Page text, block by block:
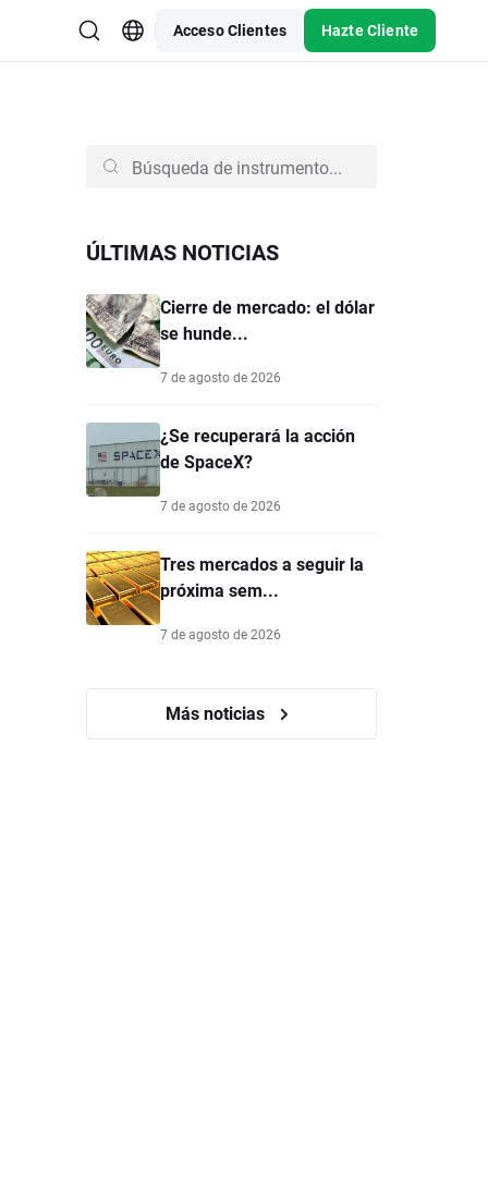
Acceso Clientes Hazte Cliente
ÚLTIMAS NOTICIAS
Cierre de mercado: el dólar
se hunde...
7 de agosto de 2026
¿Se recuperará la acción
de SpaceX?
7 de agosto de 2026
Tres mercados a seguir la
próxima sem...
7 de agosto de 2026
Más noticias